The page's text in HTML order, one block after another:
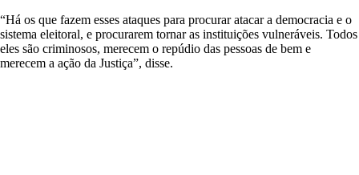
“Há os que fazem esses ataques para procurar atacar a democracia e o
sistema eleitoral, e procurarem tornar as instituições vulneráveis. Todos
eles são criminosos, merecem o repúdio das pessoas de bem e
merecem a ação da Justiça”, disse.